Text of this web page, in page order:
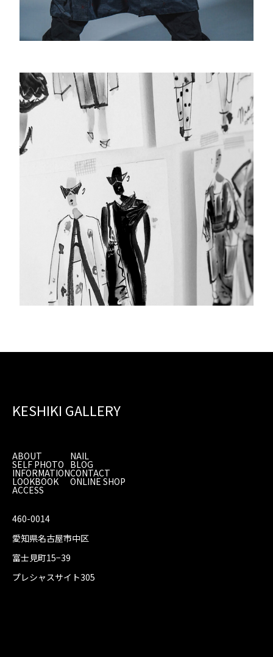
KESHIKI GALLERY
ABOUT
SELF PHOTO
INFORMATION
LOOKBOOK
NAIL
BLOG
CONTACT
ONLINE SHOP
ACCESS
460-0014
愛知県名古屋市中区
富士見町15−39
プレシャスサイト305